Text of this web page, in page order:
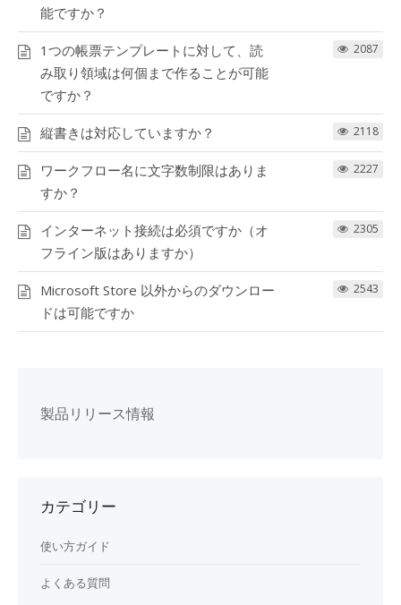
能ですか？
1つの帳票テンプレートに対して、読
み取り領域は何個まで作ることが可能
ですか？
2087
縦書きは対応していますか？ 2118
ワークフロー名に文字数制限はありま
すか？
2227
インターネット接続は必須ですか（オ
フライン版はありますか）
2305
Microsoft Store 以外からのダウンロー
ドは可能ですか
2543
製品リリース情報
カテゴリー
使い方ガイド
よくある質問